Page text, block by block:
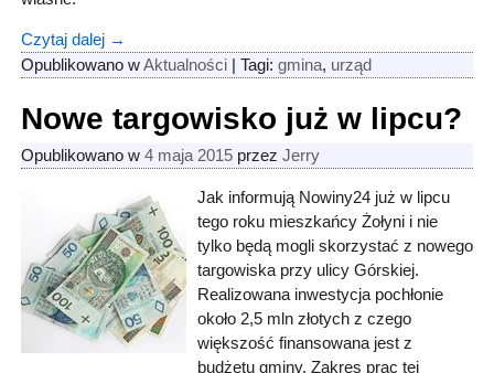
Czytaj dalej →
Opublikowano w Aktualności| Tagi: gmina, urząd
Nowe targowisko już w lipcu?
Opublikowano w 4 maja 2015 przez Jerry
Jak informują Nowiny24 już w lipcu
tego roku mieszkańcy Żołyni i nie
tylko będą mogli skorzystać z nowego
targowiska przy ulicy Górskiej.
Realizowana inwestycja pochłonie
około 2,5 mln złotych z czego
większość finansowana jest z
budżetu gminy. Zakres prac tej